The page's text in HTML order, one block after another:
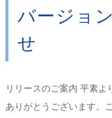
バージョ
せ
リリースのご案内 平素
ありがとうございます。